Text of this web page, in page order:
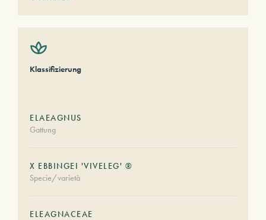
Klassifizierung
ELAEAGNUS
Gattung
X EBBINGEI 'VIVELEG' ®
Specie/varietà
ELEAGNACEAE